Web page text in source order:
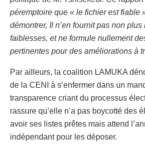
péremptoire que « le fichier est fiable
démontrer, Il n’en fournit pas non
faiblesses, et ne formule nullement
pertinentes pour des améliorations à
Par ailleurs, la coalition LAMUKA
de la CENI à s’enfermer dans un
transparence criant du processus
rassure qu’elle n’a pas boycotté des
avoir ses listes prêtes mais attend
indépendant pour les déposer.